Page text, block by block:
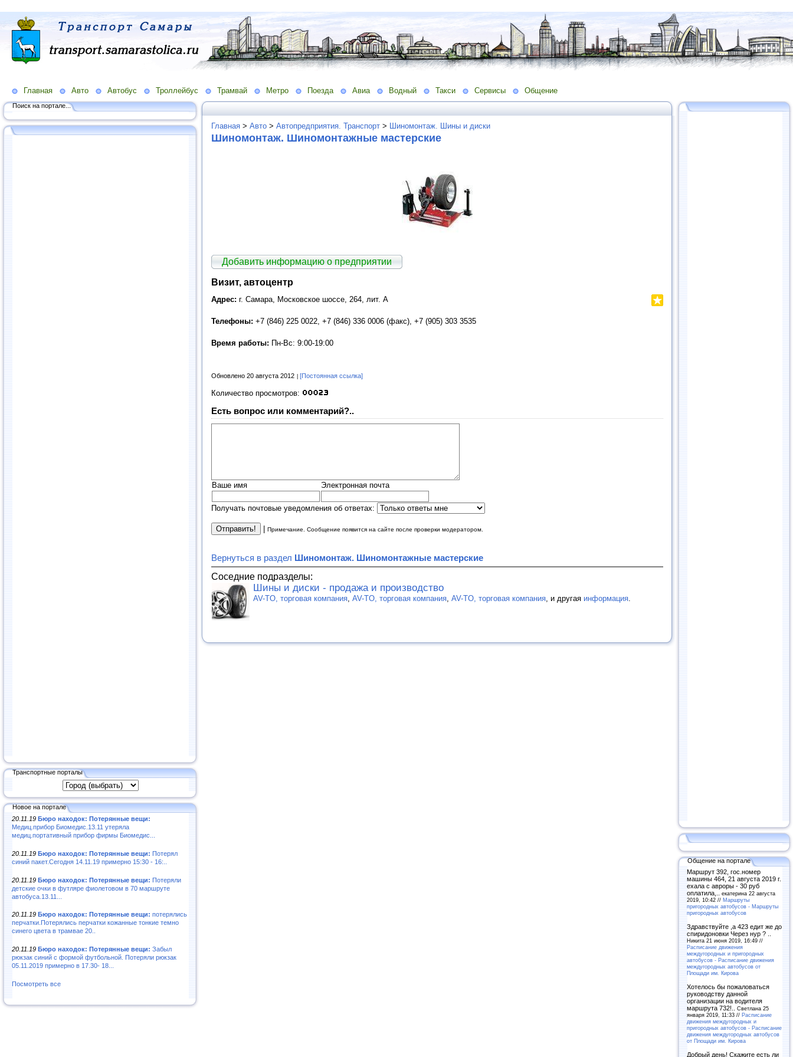
Главная Авто Автобус Троллейбус Трамвай Метро Поезда Авиа Водный Такси Сервисы Общение
Поиск на портале...
Транспортные порталы
Новое на портале
20.11.19 Бюро находок: Потерянные вещи:
Медиц.прибор Биомедис.13.11 утеряла
медиц.портативный прибор фирмы Биомедис...
20.11.19 Бюро находок: Потерянные вещи: Потерял
синий пакет.Сегодня 14.11.19 примерно 15:30 - 16:..
20.11.19 Бюро находок: Потерянные вещи: Потеряли
детские очки в футляре фиолетовом в 70 маршруте
автобуса.13.11...
20.11.19 Бюро находок: Потерянные вещи: потерялись
перчатки.Потерялись перчатки кожанные тонкие темно
синего цвета в трамвае 20..
20.11.19 Бюро находок: Потерянные вещи: Забыл
рюкзак синий с формой футбольной. Потеряли рюкзак
05.11.2019 примерно в 17.30- 18...
Посмотреть все
Главная > Авто > Автопредприятия. Транспорт > Шиномонтаж. Шины и диски
Шиномонтаж. Шиномонтажные мастерские
Добавить информацию о предприятии
Визит, автоцентр
Адрес: г. Самара, Московское шоссе, 264, лит. А
Телефоны: +7 (846) 225 0022, +7 (846) 336 0006 (факс), +7 (905) 303 3535
Время работы: Пн-Вс: 9:00-19:00
Обновлено 20 августа 2012 [Постоянная ссылка]
Количество просмотров:
Есть вопрос или комментарий?..
Ваше имя Электронная почта
Получать почтовые уведомления об ответах:
Примечание. Сообщение появится на сайте после проверки модератором.
Вернуться в раздел Шиномонтаж. Шиномонтажные мастерские
Соседние подразделы:
Шины и диски - продажа и производство
AV-TO, торговая компания AV-TO, торговая компания AV-TO, торговая компания , и другая информация
Общение на портале
Маршрут 392, гос.номер
машины 464, 21 августа 2019 г.
ехала с авроры - 30 руб
оплатила,.. екатерина 22 августа
2019, 10:42 // Маршруты
пригородных автобусов - Маршруты
пригородных автобусов
Здравствуйте ,а 423 едит же до
спиридоновки Через нур ? ..
Никита 21 июня 2019, 16:49 //
Расписание движения
междугородных и пригородных
автобусов - Расписание движения
междугородных автобусов от
Площади им. Кирова
Хотелось бы пожаловаться
руководству данной
организации на водителя
маршрута 732!.. Светлана 25
января 2019, 11:33 // Расписание
движения междугородных и
пригородных автобусов - Расписание
движения междугородных автобусов
от Площади им. Кирова
Добрый день! Скажите есть ли